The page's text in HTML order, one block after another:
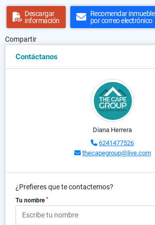
Descargar
información
Recomendar inmueble
por correo electrónico
Compartir
Contáctanos
Diana Herrera
6241477526
thecapegroup@live.com
¿Prefieres que te contactemos?
Tu nombre *